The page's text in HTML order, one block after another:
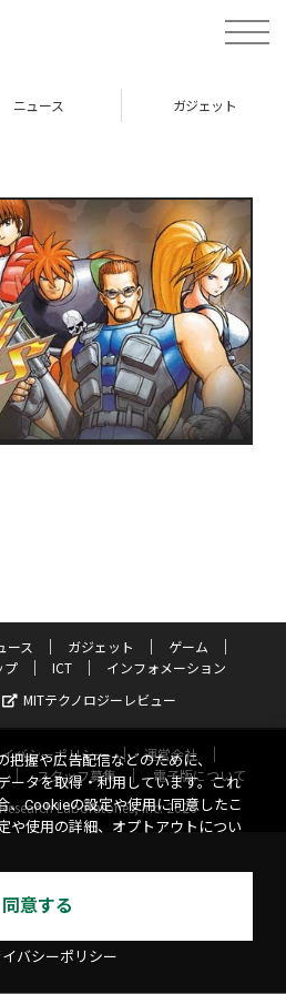
toggle
ニュース ガジェット
ース ガジェット
ゲーム
プ ICT
インフォメーション
MITテクノロジーレビュー
バシーポリシー
運営会社
スタッフ募集
電子版について
Laboratories, Inc. 2026
把握や広告配信などのために、
ータを取得・利用しています。これ
、Cookieの設定や使用に同意したこ
や使用の詳細、オプトアウトについ
同意する
バシーポリシー